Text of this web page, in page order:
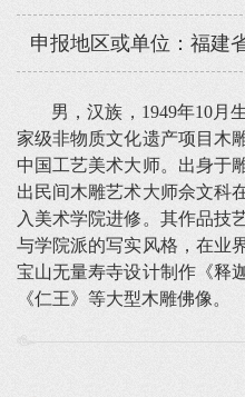
申报地区或单位：福建
男，汉族，1949年10月
家级非物质文化遗产项目木
中国工艺美术大师。出身于
出民间木雕艺术大师佘文科
入美术学院进修。其作品技
与学院派的写实风格，在业
宝山无量寿寺设计制作《释
《仁王》等大型木雕佛像。